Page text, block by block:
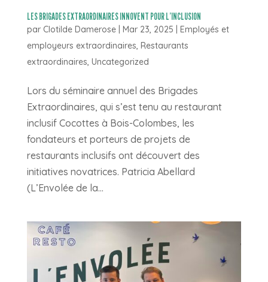
LES BRIGADES EXTRAORDINAIRES INNOVENT POUR L’INCLUSION
par Clotilde Damerose| Mar 23, 2025
Employés et
employeurs extraordinaires Restaurants
extraordinaires Uncategorized
Lors du séminaire annuel des Brigades
Extraordinaires, qui s’est tenu au restaurant
inclusif Cocottes à Bois-Colombes, les
fondateurs et porteurs de projets de
restaurants inclusifs ont découvert des
initiatives novatrices. Patricia Abellard
(L’Envolée de la...